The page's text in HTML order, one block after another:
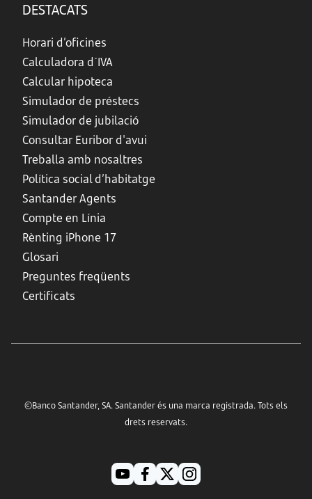
DESTACATS
Horari d’oficines
Calculadora d´IVA
Calcular hipoteca
Simulador de préstecs
Simulador de jubilació
Consultar Euribor d'avui
Treballa amb nosaltres
Política social d’habitatge
Santander Agents
Compte en Línia
Rènting iPhone 17
Glosari
Preguntes freqüents
Certificats
©Banco Santander, SA. Santander és una marca registrada. Tots els
drets reservats.